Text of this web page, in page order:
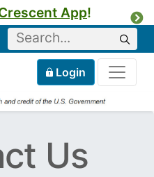
App!
Keyword
Mobile
Login
Us